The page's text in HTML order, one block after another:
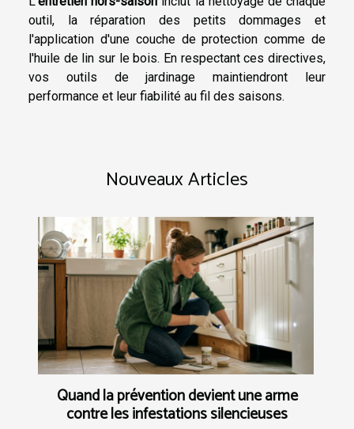
outil, la réparation des petits dommages et
l'application d'une couche de protection comme de
l'huile de lin sur le bois. En respectant ces directives,
vos outils de jardinage maintiendront leur
performance et leur fiabilité au fil des saisons.
Nouveaux Articles
Quand la prévention devient une arme
contre les infestations silencieuses